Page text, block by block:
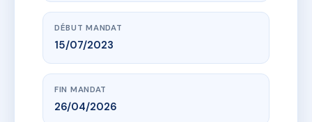
DÉBUT MANDAT
15/07/2023
FIN MANDAT
26/04/2026